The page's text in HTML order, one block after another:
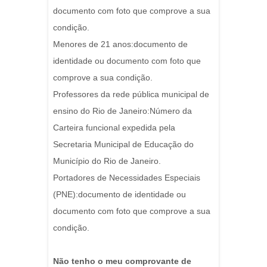
documento com foto que comprove a sua
condição.
Menores de 21 anos:documento de
identidade ou documento com foto que
comprove a sua condição.
Professores da rede pública municipal de
ensino do Rio de Janeiro:Número da
Carteira funcional expedida pela
Secretaria Municipal de Educação do
Município do Rio de Janeiro.
Portadores de Necessidades Especiais
(PNE):documento de identidade ou
documento com foto que comprove a sua
condição.
Não tenho o meu comprovante de